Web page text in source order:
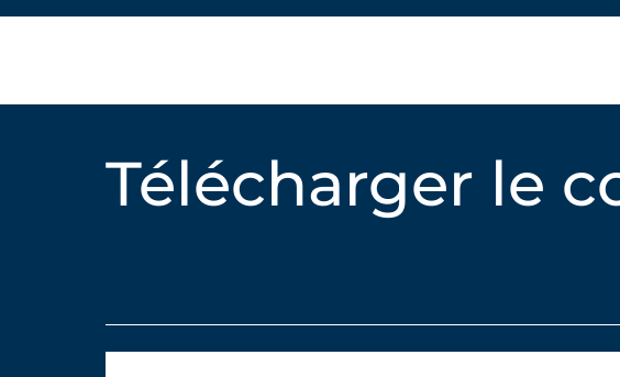
Télécharger le